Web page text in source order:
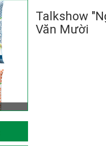
Talkshow
Văn Mười